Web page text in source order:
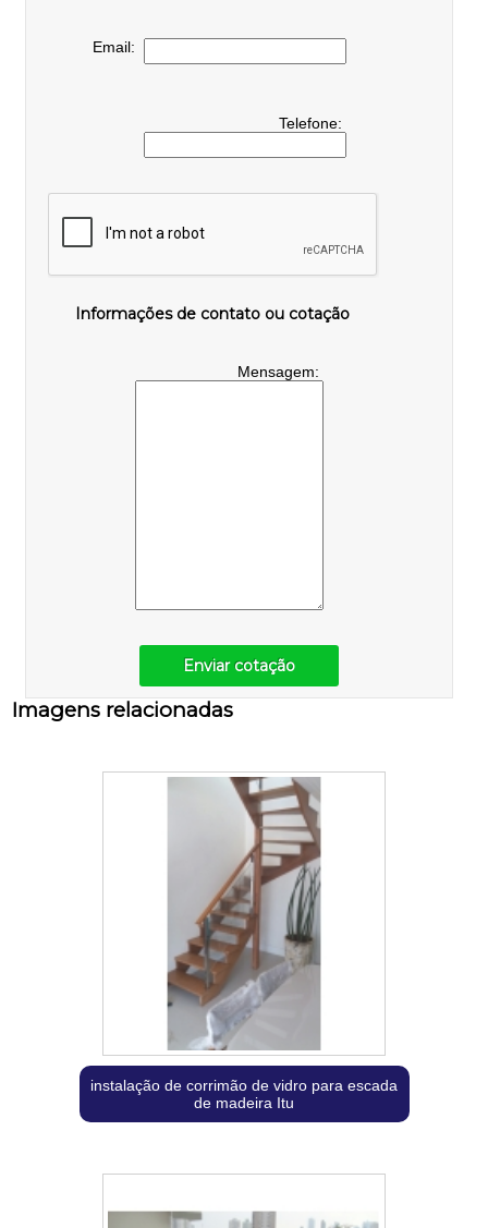
Email:
Telefone:
Informações de contato ou cotação
Mensagem:
Enviar cotação
Imagens relacionadas
instalação de corrimão de vidro para escada
de madeira Itu